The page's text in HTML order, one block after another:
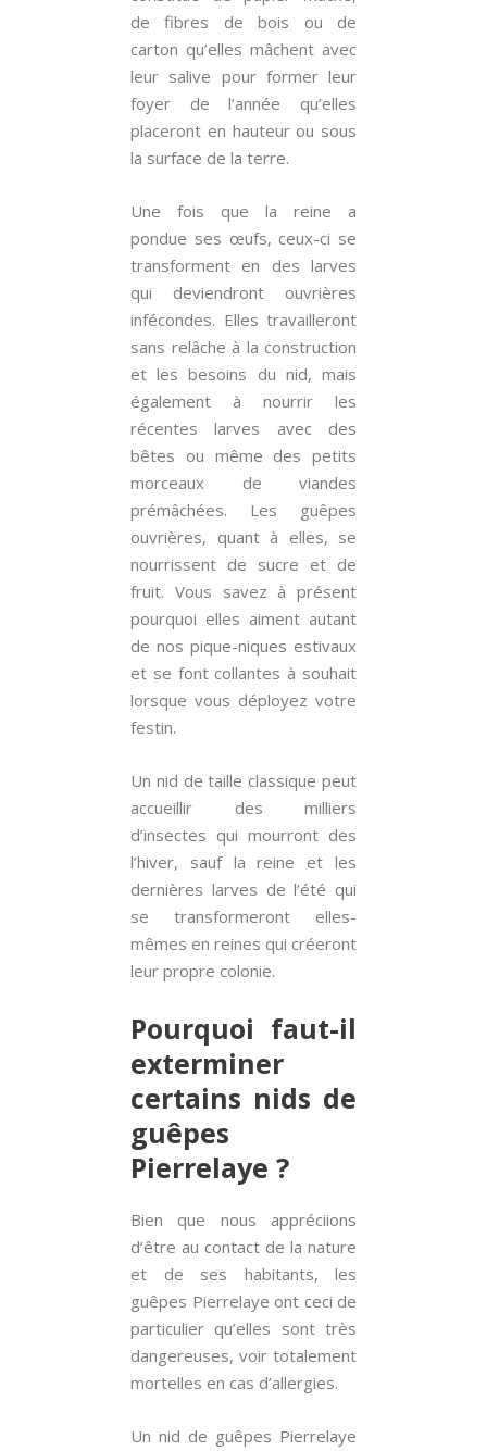
de fibres de bois ou de
carton qu’elles mâchent avec
leur salive pour former leur
foyer de l’année qu’elles
placeront en hauteur ou sous
la surface de la terre.
Une fois que la reine a
pondue ses œufs, ceux-ci se
transforment en des larves
qui deviendront ouvrières
infécondes. Elles travailleront
sans relâche à la construction
et les besoins du nid, mais
également à nourrir les
récentes larves avec des
bêtes ou même des petits
morceaux de viandes
prémâchées. Les guêpes
ouvrières, quant à elles, se
nourrissent de sucre et de
fruit. Vous savez à présent
pourquoi elles aiment autant
de nos pique-niques estivaux
et se font collantes à souhait
lorsque vous déployez votre
festin.
Un nid de taille classique peut
accueillir des milliers
d’insectes qui mourront des
l’hiver, sauf la reine et les
dernières larves de l’été qui
se transformeront elles-
mêmes en reines qui créeront
leur propre colonie.
Pourquoi faut-il
exterminer
certains nids de
guêpes
Pierrelaye ?
Bien que nous appréciions
d’être au contact de la nature
et de ses habitants, les
guêpes Pierrelaye ont ceci de
particulier qu’elles sont très
dangereuses, voir totalement
mortelles en cas d’allergies.
Un nid de guêpes Pierrelaye